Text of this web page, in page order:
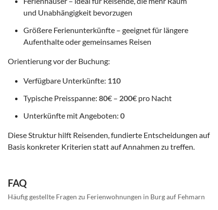
und Unabhängigkeit bevorzugen
Größere Ferienunterkünfte – geeignet für längere
Aufenthalte oder gemeinsames Reisen
Orientierung vor der Buchung:
Verfügbare Unterkünfte: 110
Typische Preisspanne: 80€ – 200€ pro Nacht
Unterkünfte mit Angeboten: 0
Diese Struktur hilft Reisenden, fundierte Entscheidungen auf
Basis konkreter Kriterien statt auf Annahmen zu treffen.
FAQ
Häufig gestellte Fragen zu Ferienwohnungen in Burg auf Fehmarn